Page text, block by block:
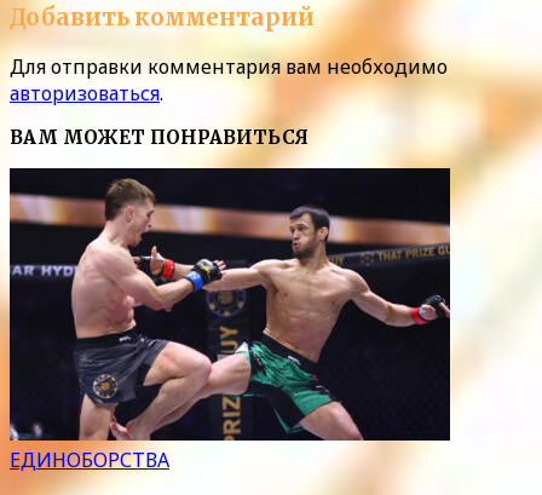
Добавить комментарий
Для отправки комментария вам необходимо
авторизоваться.
ВАМ МОЖЕТ ПОНРАВИТЬСЯ
ЕДИНОБОРСТВА